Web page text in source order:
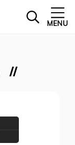
MENU